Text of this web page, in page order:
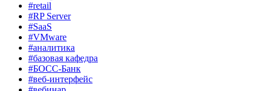
#retail
#RP Server
#SaaS
#VMware
#аналитика
#базовая кафедра
#БОСС-Банк
#веб-интерфейс